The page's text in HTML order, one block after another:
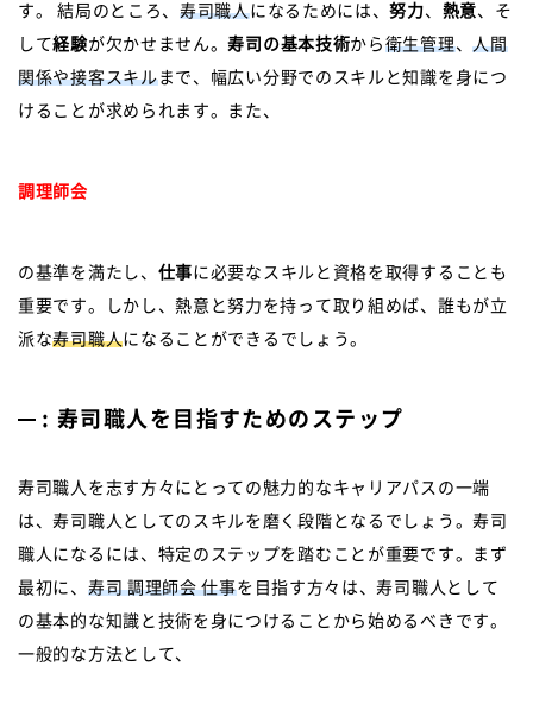
す。 結局のところ、 寿司職人になるためには、努力、 熱意、そ
して経験が欠かせません。寿司の基本技術から 衛生管理、人間
関係や接客スキルまで、幅広い分野でのスキルと知識を身につ
けることが求められます。また、
調理師会
の基準を満たし、 仕事に必要なスキルと資格を取得することも
重要です。しかし、熱意と努力を持って取り組めば、誰もが立
派な寿司職人になることができるでしょう。
: 寿司職人を目指すためのステップ
寿司職人を志す方々にとっての魅力的なキャリアパスの一端
は、寿司職人としてのスキルを磨く段階となるでしょう。寿司
職人になるには、特定のステップを踏むことが重要です。まず
最初に、 寿司 調理師会 仕事を目指す方々は、寿司職人として
の基本的な知識と技術を身につけることから始めるべきです。
一般的な方法として、